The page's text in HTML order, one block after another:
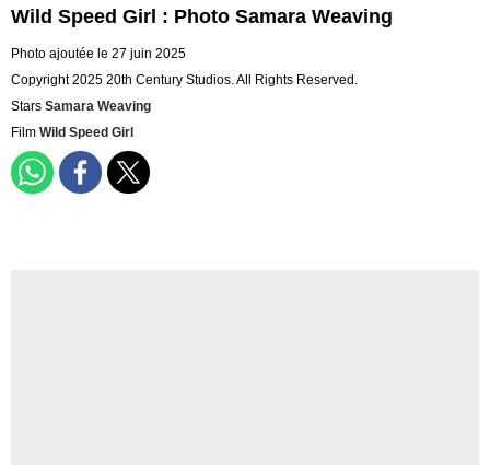
Wild Speed Girl : Photo Samara Weaving
Photo ajoutée le 27 juin 2025
Copyright 2025 20th Century Studios. All Rights Reserved.
Stars Samara Weaving
Film Wild Speed Girl